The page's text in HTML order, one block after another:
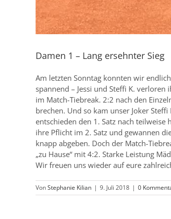
Damen 1 – Lang ersehnter Sieg
Am letzten Sonntag konnten wir
spannend – Jessi und Steffi K.
im Match-Tiebreak. 2:2 nach den
brechen. Und so kam unser Joker
entschieden den 1. Satz nach
ihre Pflicht im 2. Satz und gewannen
knapp abgeben. Doch der Match-
„zu Hause“ mit 4:2. Starke Leistung
Wir freuen uns wieder auf eure
VonStephanie Kilian | 9. Juli 2018 | 0